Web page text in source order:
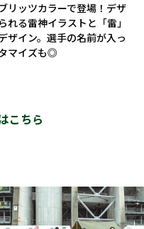
リッツカラーで登場！デザ
る雷神イラストと「雷」
ザイン。選手の名前が入っ
マイズも◎
こちら